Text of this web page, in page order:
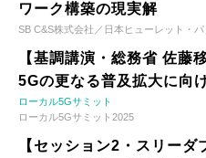
ワーク構築の現実解
SB C&S株式会社／日本ヒューレット・
【基調講演・総務省 佐藤
5Gの更なる普及拡大に向
ローカル5Gサミット
ローカル5Gサミット2025
【セッション2・スリーダ